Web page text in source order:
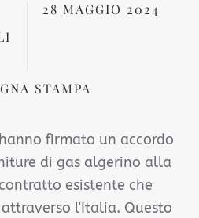
28 MAGGIO 2024
STAMPA
firmato un accordo
di gas algerino alla
esistente che
l'Italia. Questo